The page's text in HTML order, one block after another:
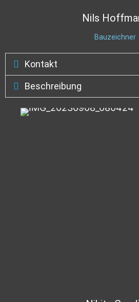
Nils
Bauzeichner
Kontakt
Beschreibung